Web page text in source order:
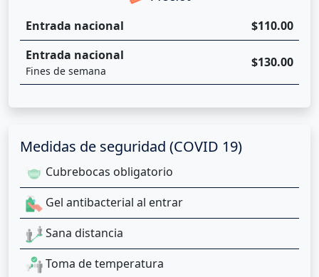
Entrada nacional
$110.00
Entrada nacional
Fines de semana
$130.00
Medidas de seguridad (COVID 19)
Cubrebocas obligatorio
Gel antibacterial al entrar
Sana distancia
Toma de temperatura